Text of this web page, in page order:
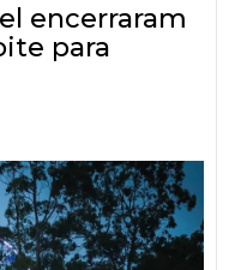
encerraram
para